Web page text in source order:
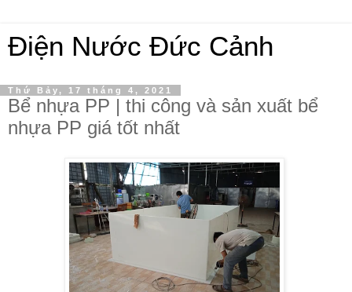
Điện Nước Đức Cảnh
Thứ Bảy, 17 tháng 4, 2021
Bể nhựa PP | thi công và sản xuất bể
nhựa PP giá tốt nhất